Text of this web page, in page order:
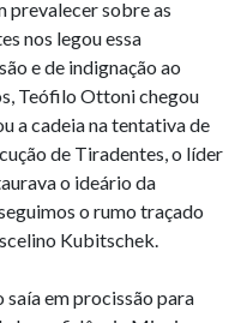
prevalecer sobre as
nos legou essa
e de indignação ao
Teófilo Ottoni chegou
a cadeia na tentativa de
de Tiradentes, o líder
o ideário da
o rumo traçado
Kubitschek.
em procissão para